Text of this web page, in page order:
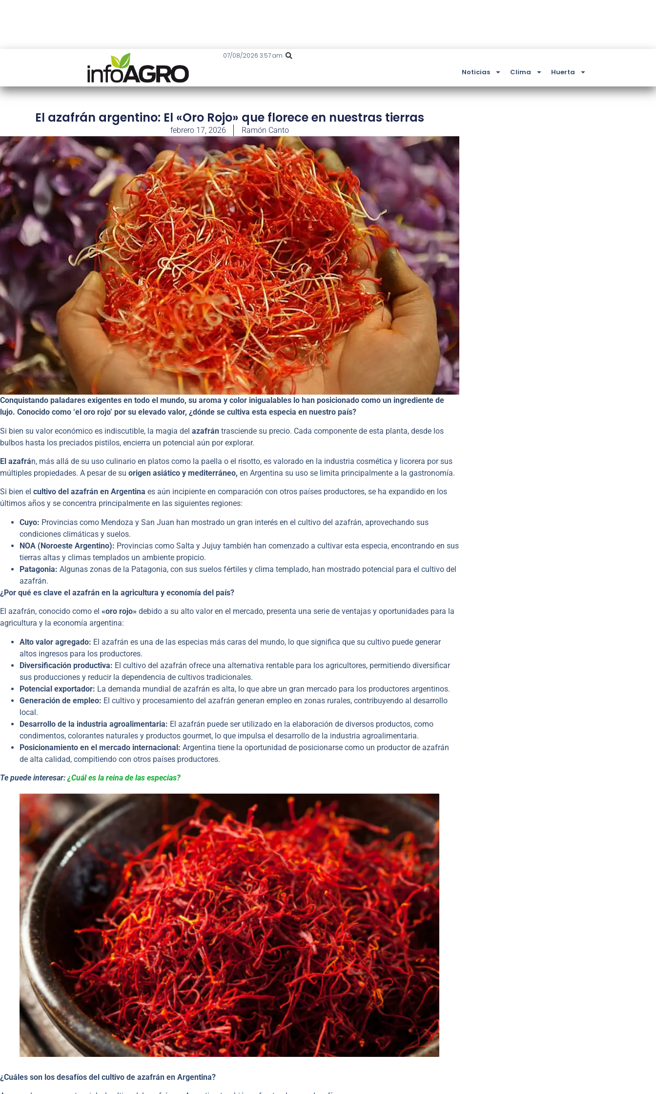
07/08/2026 3:57 am
Noticias Clima Huerta
El azafrán argentino: El «Oro Rojo» que florece en nuestras tierras
febrero 17, 2026 Ramón Canto
Conquistando paladares exigentes en todo el mundo, su aroma y color inigualables lo han posicionado como un ingrediente de
lujo. Conocido como ‘el oro rojo’ por su elevado valor, ¿dónde se cultiva esta especia en nuestro país?
Si bien su valor económico es indiscutible, la magia del azafrán trasciende su precio. Cada componente de esta planta, desde los
bulbos hasta los preciados pistilos, encierra un potencial aún por explorar.
El azafrán, más allá de su uso culinario en platos como la paella o el risotto, es valorado en la industria cosmética y licorera por sus
múltiples propiedades. A pesar de su origen asiático y mediterráneo, en Argentina su uso se limita principalmente a la gastronomía.
Si bien el cultivo del azafrán en Argentina es aún incipiente en comparación con otros países productores, se ha expandido en los
últimos años y se concentra principalmente en las siguientes regiones:
Cuyo: Provincias como Mendoza y San Juan han mostrado un gran interés en el cultivo del azafrán, aprovechando sus
condiciones climáticas y suelos.
NOA (Noroeste Argentino): Provincias como Salta y Jujuy también han comenzado a cultivar esta especia, encontrando en sus
tierras altas y climas templados un ambiente propicio.
Patagonia: Algunas zonas de la Patagonia, con sus suelos fértiles y clima templado, han mostrado potencial para el cultivo del
azafrán.
¿Por qué es clave el azafrán en la agricultura y economía del país?
El azafrán, conocido como el «oro rojo» debido a su alto valor en el mercado, presenta una serie de ventajas y oportunidades para la
agricultura y la economía argentina:
Alto valor agregado: El azafrán es una de las especias más caras del mundo, lo que significa que su cultivo puede generar
altos ingresos para los productores.
Diversificación productiva: El cultivo del azafrán ofrece una alternativa rentable para los agricultores, permitiendo diversificar
sus producciones y reducir la dependencia de cultivos tradicionales.
Potencial exportador: La demanda mundial de azafrán es alta, lo que abre un gran mercado para los productores argentinos.
Generación de empleo: El cultivo y procesamiento del azafrán generan empleo en zonas rurales, contribuyendo al desarrollo
local.
Desarrollo de la industria agroalimentaria: El azafrán puede ser utilizado en la elaboración de diversos productos, como
condimentos, colorantes naturales y productos gourmet, lo que impulsa el desarrollo de la industria agroalimentaria.
Posicionamiento en el mercado internacional: Argentina tiene la oportunidad de posicionarse como un productor de azafrán
de alta calidad, compitiendo con otros países productores.
Te puede interesar:¿Cuál es la reina de las especias?
¿Cuáles son los desafíos del cultivo de azafrán en Argentina?